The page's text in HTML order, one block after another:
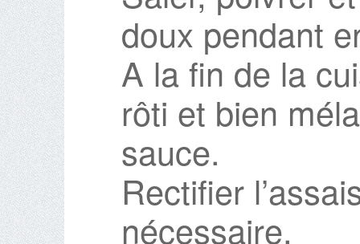
doux pendant
A la fin de la
rôti et bien
sauce.
Rectifier
nécessaire.